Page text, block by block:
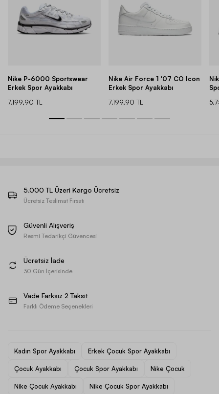
Nike P-6000 Sportswear
Erkek Spor Ayakkabı
7.199,90 TL
Nike Air Force 1 '07 CO Icon
Erkek Spor Ayakkabı
7.199,90 TL
5.000 TL Üzeri Kargo Ücretsiz
Ücretsiz Teslimat Fırsatı
Güvenli Alışveriş
Resmi Tedarikçi Güvencesi
Ücretsiz İade
30 Gün İçerisinde
Vade Farksız 2 Taksit
Farklı Ödeme Seçenekleri
Kadın Spor Ayakkabı Erkek Çocuk Spor Ayakkabı
Çocuk Ayakkabı Çocuk Spor Ayakkabı Nike Çocuk
Nike Çocuk Ayakkabı Nike Çocuk Spor Ayakkabı